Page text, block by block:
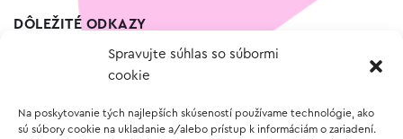
Spravujte súhlas so súbormi
cookie
Na poskytovanie tých najlepších skúseností používame technológie, ako
sú súbory cookie na ukladanie a/alebo prístup k informáciám o zariadení.
DÔLEŽITÉ ODKAZY
Vernostný program